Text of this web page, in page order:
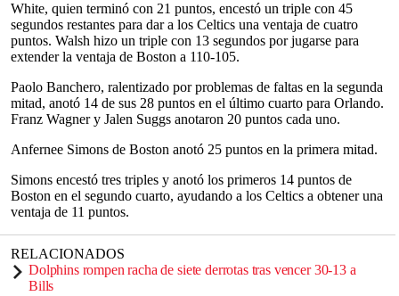
White, quien terminó con 21 puntos, encestó un triple con 45
segundos restantes para dar a los Celtics una ventaja de cuatro
puntos. Walsh hizo un triple con 13 segundos por jugarse para
extender la ventaja de Boston a 110-105.
Paolo Banchero, ralentizado por problemas de faltas en la segunda
mitad, anotó 14 de sus 28 puntos en el último cuarto para Orlando.
Franz Wagner y Jalen Suggs anotaron 20 puntos cada uno.
Anfernee Simons de Boston anotó 25 puntos en la primera mitad.
Simons encestó tres triples y anotó los primeros 14 puntos de
Boston en el segundo cuarto, ayudando a los Celtics a obtener una
ventaja de 11 puntos.
RELACIONADOS
Dolphins rompen racha de siete derrotas tras vencer 30-13 a
Bills